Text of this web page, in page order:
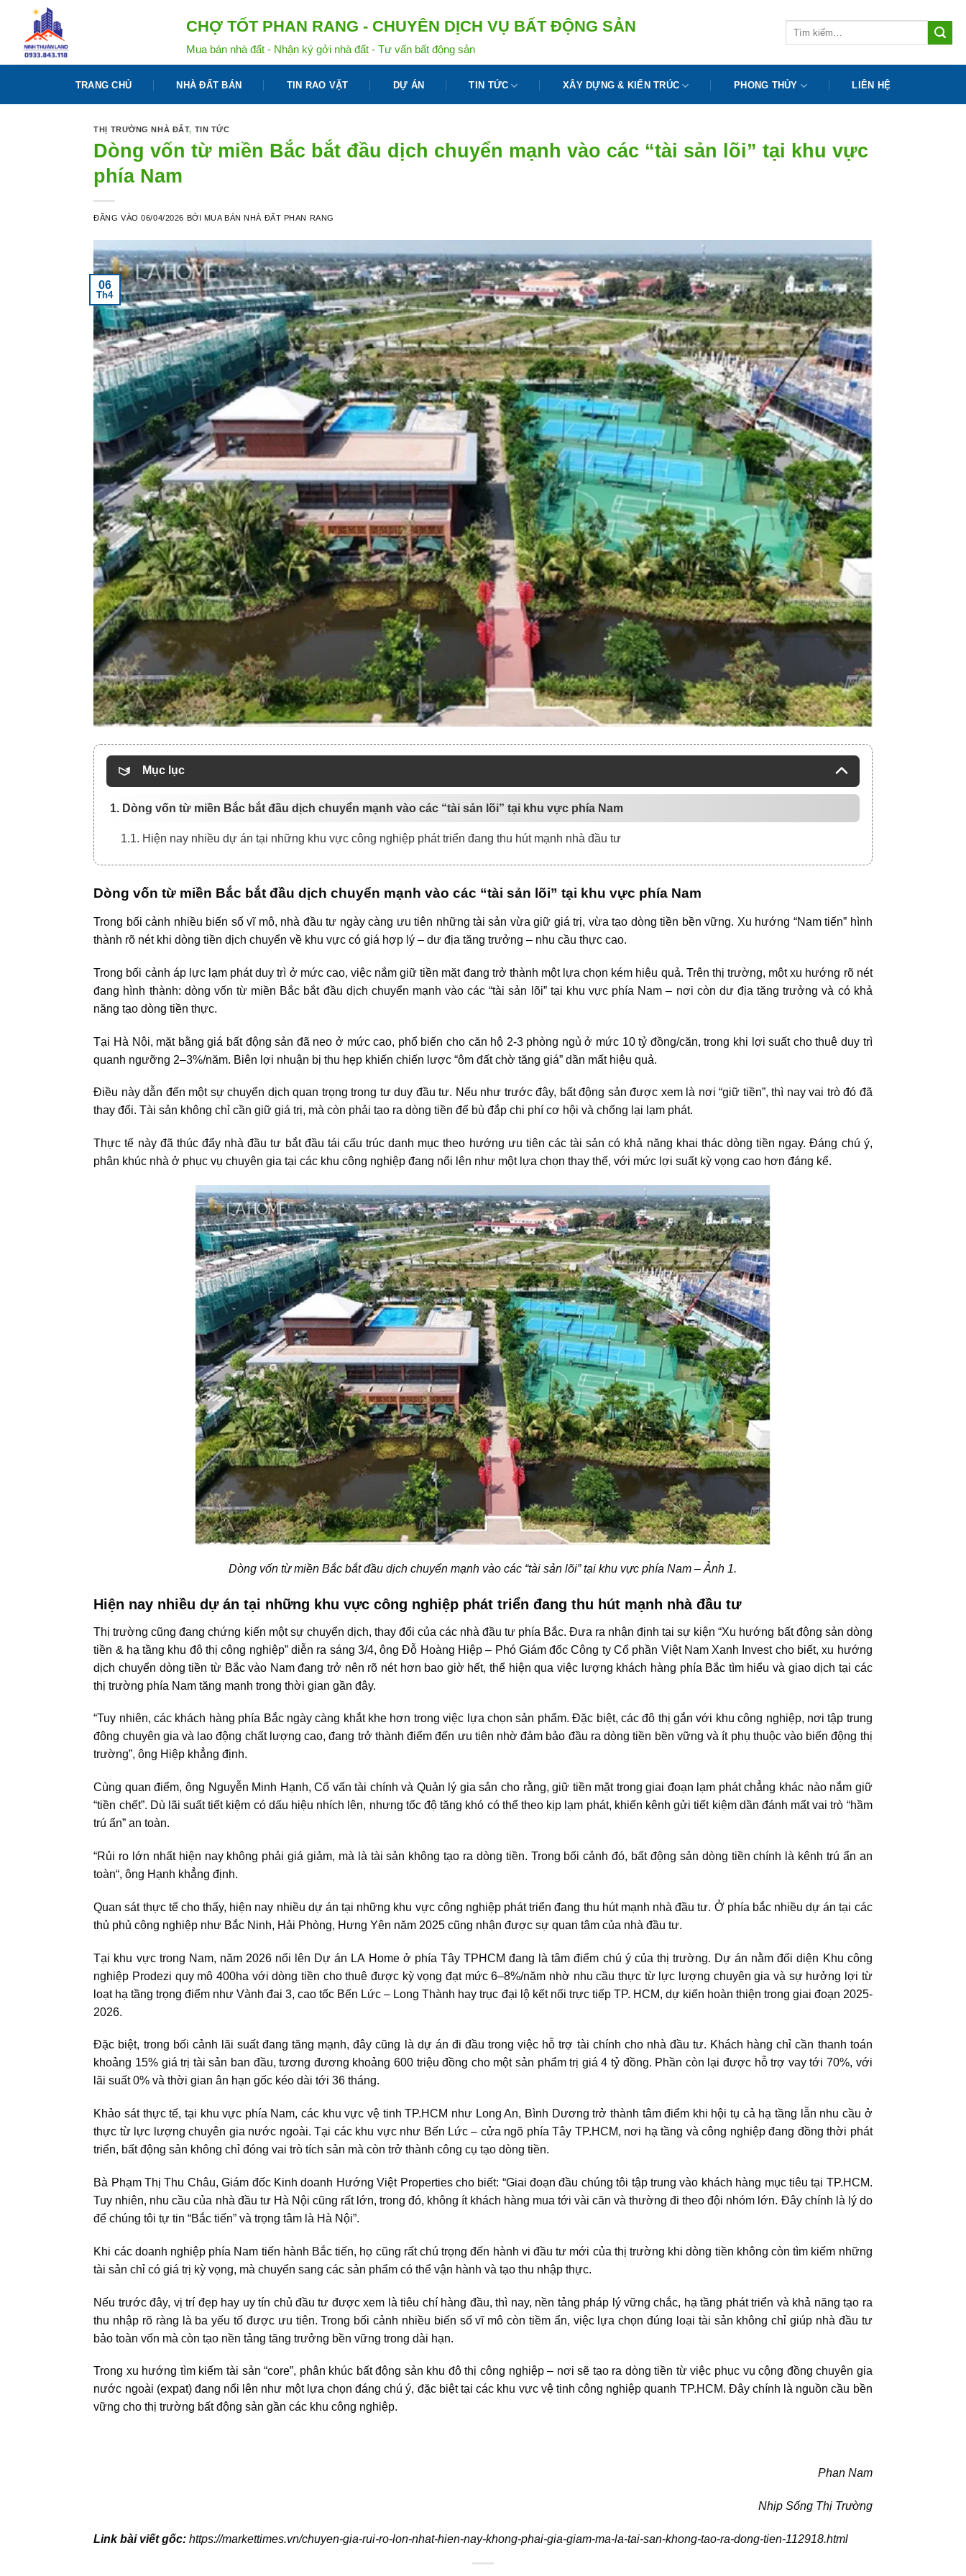
dung
CHỢ TỐT PHAN RANG - CHUYÊN DỊCH VỤ BẤT ĐỘNG SẢN
Mua bán nhà đất - Nhận ký gởi nhà đất - Tư vấn bất động sản
TRANG CHỦ NHÀ ĐẤT BÁN TIN RAO VẶT DỰ ÁN TIN TỨC XÂY DỰNG & KIẾN TRÚC PHONG THỦY LIÊN HỆ
THỊ TRƯỜNG NHÀ ĐẤT, TIN TỨC
Dòng vốn từ miền Bắc bắt đầu dịch chuyển mạnh vào các “tài sản lõi” tại khu vực
phía Nam
ĐĂNG VÀO06/04/2026 BỞI MUA BÁN NHÀ ĐẤT PHAN RANG
06
Th4
Mục lục
1. Dòng vốn từ miền Bắc bắt đầu dịch chuyển mạnh vào các “tài sản lõi” tại khu vực phía Nam
1.1. Hiện nay nhiều dự án tại những khu vực công nghiệp phát triển đang thu hút mạnh nhà đầu tư
Dòng vốn từ miền Bắc bắt đầu dịch chuyển mạnh vào các “tài sản lõi” tại khu vực phía Nam
Trong bối cảnh nhiều biến số vĩ mô, nhà đầu tư ngày càng ưu tiên những tài sản vừa giữ giá trị, vừa tạo dòng tiền bền vững. Xu hướng “Nam tiến” hình
thành rõ nét khi dòng tiền dịch chuyển về khu vực có giá hợp lý – dư địa tăng trưởng – nhu cầu thực cao.
Trong bối cảnh áp lực lạm phát duy trì ở mức cao, việc nắm giữ tiền mặt đang trở thành một lựa chọn kém hiệu quả. Trên thị trường, một xu hướng rõ nét
đang hình thành: dòng vốn từ miền Bắc bắt đầu dịch chuyển mạnh vào các “tài sản lõi” tại khu vực phía Nam – nơi còn dư địa tăng trưởng và có khả
năng tạo dòng tiền thực.
Tại Hà Nội, mặt bằng giá bất động sản đã neo ở mức cao, phổ biến cho căn hộ 2-3 phòng ngủ ở mức 10 tỷ đồng/căn, trong khi lợi suất cho thuê duy trì
quanh ngưỡng 2–3%/năm. Biên lợi nhuận bị thu hẹp khiến chiến lược “ôm đất chờ tăng giá” dần mất hiệu quả.
Điều này dẫn đến một sự chuyển dịch quan trọng trong tư duy đầu tư. Nếu như trước đây, bất động sản được xem là nơi “giữ tiền”, thì nay vai trò đó đã
thay đổi. Tài sản không chỉ cần giữ giá trị, mà còn phải tạo ra dòng tiền để bù đắp chi phí cơ hội và chống lại lạm phát.
Thực tế này đã thúc đẩy nhà đầu tư bắt đầu tái cấu trúc danh mục theo hướng ưu tiên các tài sản có khả năng khai thác dòng tiền ngay. Đáng chú ý,
phân khúc nhà ở phục vụ chuyên gia tại các khu công nghiệp đang nổi lên như một lựa chọn thay thế, với mức lợi suất kỳ vọng cao hơn đáng kể.
Dòng vốn từ miền Bắc bắt đầu dịch chuyển mạnh vào các “tài sản lõi” tại khu vực phía Nam – Ảnh 1.
Hiện nay nhiều dự án tại những khu vực công nghiệp phát triển đang thu hút mạnh nhà đầu tư
Thị trường cũng đang chứng kiến một sự chuyển dịch, thay đổi của các nhà đầu tư phía Bắc. Đưa ra nhận định tại sự kiện “Xu hướng bất động sản dòng
tiền & hạ tầng khu đô thị công nghiệp” diễn ra sáng 3/4, ông Đỗ Hoàng Hiệp – Phó Giám đốc Công ty Cổ phần Việt Nam Xanh Invest cho biết, xu hướng
dịch chuyển dòng tiền từ Bắc vào Nam đang trở nên rõ nét hơn bao giờ hết, thể hiện qua việc lượng khách hàng phía Bắc tìm hiểu và giao dịch tại các
thị trường phía Nam tăng mạnh trong thời gian gần đây.
“Tuy nhiên, các khách hàng phía Bắc ngày càng khắt khe hơn trong việc lựa chọn sản phẩm. Đặc biệt, các đô thị gắn với khu công nghiệp, nơi tập trung
đông chuyên gia và lao động chất lượng cao, đang trở thành điểm đến ưu tiên nhờ đảm bảo đầu ra dòng tiền bền vững và ít phụ thuộc vào biến động thị
trường”, ông Hiệp khẳng định.
Cùng quan điểm, ông Nguyễn Minh Hạnh, Cố vấn tài chính và Quản lý gia sản cho rằng, giữ tiền mặt trong giai đoạn lạm phát chẳng khác nào nắm giữ
“tiền chết”. Dù lãi suất tiết kiệm có dấu hiệu nhích lên, nhưng tốc độ tăng khó có thể theo kịp lạm phát, khiến kênh gửi tiết kiệm dần đánh mất vai trò “hầm
trú ẩn” an toàn.
“Rủi ro lớn nhất hiện nay không phải giá giảm, mà là tài sản không tạo ra dòng tiền. Trong bối cảnh đó, bất động sản dòng tiền chính là kênh trú ẩn an
toàn“, ông Hạnh khẳng định.
Quan sát thực tế cho thấy, hiện nay nhiều dự án tại những khu vực công nghiệp phát triển đang thu hút mạnh nhà đầu tư. Ở phía bắc nhiều dự án tại các
thủ phủ công nghiệp như Bắc Ninh, Hải Phòng, Hưng Yên năm 2025 cũng nhận được sự quan tâm của nhà đầu tư.
Tại khu vực trong Nam, năm 2026 nổi lên Dự án LA Home ở phía Tây TPHCM đang là tâm điểm chú ý của thị trường. Dự án nằm đối diện Khu công
nghiệp Prodezi quy mô 400ha với dòng tiền cho thuê được kỳ vọng đạt mức 6–8%/năm nhờ nhu cầu thực từ lực lượng chuyên gia và sự hưởng lợi từ
loạt hạ tầng trọng điểm như Vành đai 3, cao tốc Bến Lức – Long Thành hay trục đại lộ kết nối trực tiếp TP. HCM, dự kiến hoàn thiện trong giai đoạn 2025-
2026.
Đặc biệt, trong bối cảnh lãi suất đang tăng mạnh, đây cũng là dự án đi đầu trong việc hỗ trợ tài chính cho nhà đầu tư. Khách hàng chỉ cần thanh toán
khoảng 15% giá trị tài sản ban đầu, tương đương khoảng 600 triệu đồng cho một sản phẩm trị giá 4 tỷ đồng. Phần còn lại được hỗ trợ vay tới 70%, với
lãi suất 0% và thời gian ân hạn gốc kéo dài tới 36 tháng.
Khảo sát thực tế, tại khu vực phía Nam, các khu vực vệ tinh TP.HCM như Long An, Bình Dương trở thành tâm điểm khi hội tụ cả hạ tầng lẫn nhu cầu ở
thực từ lực lượng chuyên gia nước ngoài. Tại các khu vực như Bến Lức – cửa ngõ phía Tây TP.HCM, nơi hạ tầng và công nghiệp đang đồng thời phát
triển, bất động sản không chỉ đóng vai trò tích sản mà còn trở thành công cụ tạo dòng tiền.
Bà Phạm Thị Thu Châu, Giám đốc Kinh doanh Hướng Việt Properties cho biết: “Giai đoạn đầu chúng tôi tập trung vào khách hàng mục tiêu tại TP.HCM.
Tuy nhiên, nhu cầu của nhà đầu tư Hà Nội cũng rất lớn, trong đó, không ít khách hàng mua tới vài căn và thường đi theo đội nhóm lớn. Đây chính là lý do
để chúng tôi tự tin “Bắc tiến” và trọng tâm là Hà Nội”.
Khi các doanh nghiệp phía Nam tiến hành Bắc tiến, họ cũng rất chú trọng đến hành vi đầu tư mới của thị trường khi dòng tiền không còn tìm kiếm những
tài sản chỉ có giá trị kỳ vọng, mà chuyển sang các sản phẩm có thể vận hành và tạo thu nhập thực.
Nếu trước đây, vị trí đẹp hay uy tín chủ đầu tư được xem là tiêu chí hàng đầu, thì nay, nền tảng pháp lý vững chắc, hạ tầng phát triển và khả năng tạo ra
thu nhập rõ ràng là ba yếu tố được ưu tiên. Trong bối cảnh nhiều biến số vĩ mô còn tiềm ẩn, việc lựa chọn đúng loại tài sản không chỉ giúp nhà đầu tư
bảo toàn vốn mà còn tạo nền tảng tăng trưởng bền vững trong dài hạn.
Trong xu hướng tìm kiếm tài sản “core”, phân khúc bất động sản khu đô thị công nghiệp– nơi sẽ tạo ra dòng tiền từ việc phục vụ cộng đồng chuyên gia
nước ngoài (expat) đang nổi lên như một lựa chọn đáng chú ý, đặc biệt tại các khu vực vệ tinh công nghiệp quanh TP.HCM. Đây chính là nguồn cầu bền
vững cho thị trường bất động sản gần các khu công nghiệp.
Phan Nam
Nhịp Sống Thị Trường
Link bài viết gốc: https://markettimes.vn/chuyen-gia-rui-ro-lon-nhat-hien-nay-khong-phai-gia-giam-ma-la-tai-san-khong-tao-ra-dong-tien-112918.html